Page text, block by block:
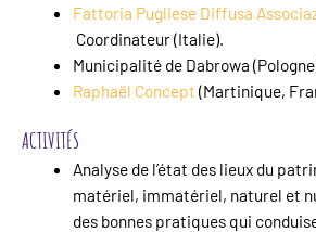
Fattoria Pugliese Diffusa
Coordinateur (Italie).
Municipalité de Dabrowa
Raphaël Concept (Martinique,
ACTIVITÉS
Analyse de l’état des lieux du
matériel, immatériel, naturel et
des bonnes pratiques qui